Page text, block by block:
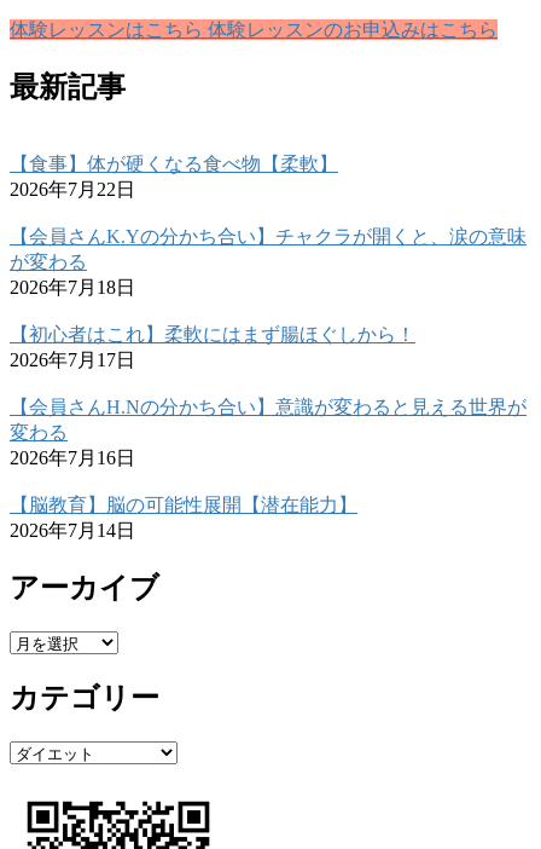
体験レッスンはこちら 体験レッスンのお申込みはこちら
最新記事
【食事】体が硬くなる食べ物【柔軟】
2026年7月22日
【会員さんK.Yの分かち合い】チャクラが開くと、涙の意味
が変わる
2026年7月18日
【初心者はこれ】柔軟にはまず腸ほぐしから！
2026年7月17日
【会員さんH.Nの分かち合い】意識が変わると見える世界が
変わる
2026年7月16日
【脳教育】脳の可能性展開【潜在能力】
2026年7月14日
アーカイブ
ア
カ
イ
ブ
カテゴリー
カ
ゴ
リ